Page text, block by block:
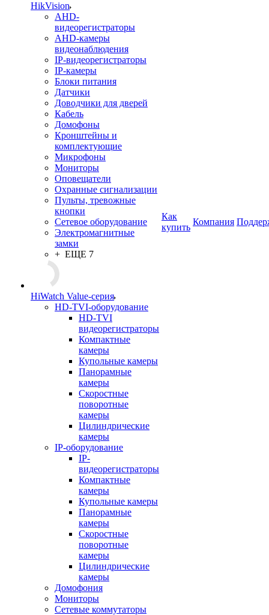
HikVision
AHD-
видеорегистраторы
AHD-камеры
видеонаблюдения
IP-видеорегистраторы
IP-камеры
Блоки питания
Датчики
Доводчики для дверей
Кабель
Домофоны
Кронштейны и
комплектующие
Микрофоны
Мониторы
Оповещатели
Охранные сигнализации
Пульты, тревожные
кнопки
Сетевое оборудование
Электромагнитные
замки
+ ЕЩЕ 7
HiWatch Value-серия
HD-TVI-оборудование
HD-TVI
видеорегистраторы
Компактные
камеры
Купольные камеры
Панорамные
камеры
Скоростные
поворотные
камеры
Цилиндрические
камеры
IP-оборудование
IP-
видеорегистраторы
Компактные
камеры
Купольные камеры
Панорамные
камеры
Скоростные
поворотные
камеры
Цилиндрические
камеры
Домофония
Мониторы
Сетевые коммутаторы
Как
купить
Компания